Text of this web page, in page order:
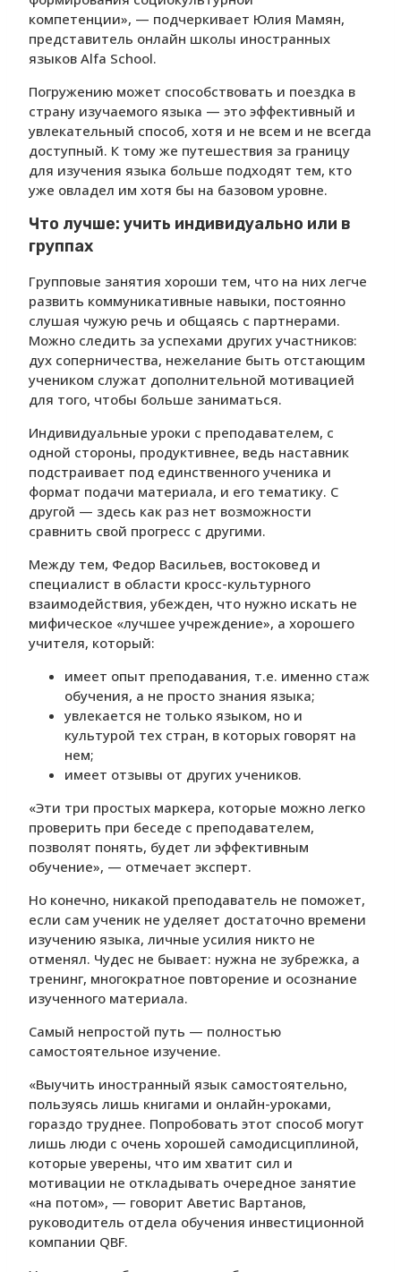
компетенции», — подчеркивает Юлия Мамян,
представитель онлайн школы иностранных
языков Alfa School.
Погружению может способствовать и поездка в
страну изучаемого языка — это эффективный и
увлекательный способ, хотя и не всем и не всегда
доступный. К тому же путешествия за границу
для изучения языка больше подходят тем, кто
уже овладел им хотя бы на базовом уровне.
Что лучше: учить индивидуально или в
группах
Групповые занятия хороши тем, что на них легче
развить коммуникативные навыки, постоянно
слушая чужую речь и общаясь с партнерами.
Можно следить за успехами других участников:
дух соперничества, нежелание быть отстающим
учеником служат дополнительной мотивацией
для того, чтобы больше заниматься.
Индивидуальные уроки с преподавателем, с
одной стороны, продуктивнее, ведь наставник
подстраивает под единственного ученика и
формат подачи материала, и его тематику. С
другой — здесь как раз нет возможности
сравнить свой прогресс с другими.
Между тем, Федор Васильев, востоковед и
специалист в области кросс-культурного
взаимодействия, убежден, что нужно искать не
мифическое «лучшее учреждение», а хорошего
учителя, который:
имеет опыт преподавания, т.е. именно стаж
обучения, а не просто знания языка;
увлекается не только языком, но и
культурой тех стран, в которых говорят на
нем;
имеет отзывы от других учеников.
«Эти три простых маркера, которые можно легко
проверить при беседе с преподавателем,
позволят понять, будет ли эффективным
обучение», — отмечает эксперт.
Но конечно, никакой преподаватель не поможет,
если сам ученик не уделяет достаточно времени
изучению языка, личные усилия никто не
отменял. Чудес не бывает: нужна не зубрежка, а
тренинг, многократное повторение и осознание
изученного материала.
Самый непростой путь — полностью
самостоятельное изучение.
«Выучить иностранный язык самостоятельно,
пользуясь лишь книгами и онлайн-уроками,
гораздо труднее. Попробовать этот способ могут
лишь люди с очень хорошей самодисциплиной,
которые уверены, что им хватит сил и
мотивации не откладывать очередное занятие
«на потом», — говорит Аветис Вартанов,
руководитель отдела обучения инвестиционной
компании QBF.